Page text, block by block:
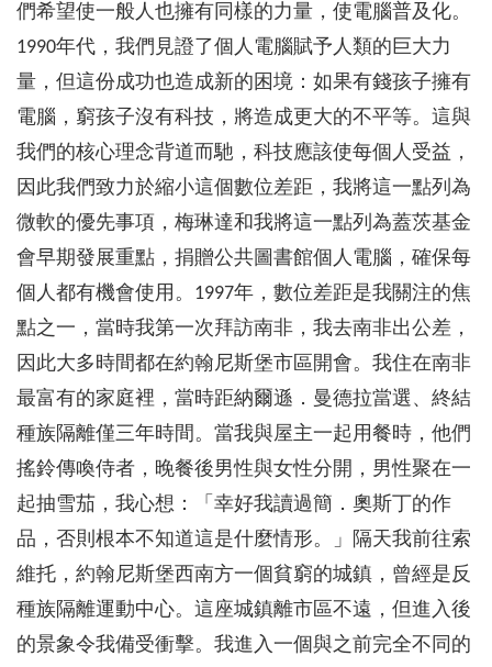
們希望使一般人也擁有同樣的力量，使電腦普及化。
1990年代，我們見證了個人電腦賦予人類的巨大力
量，但這份成功也造成新的困境：如果有錢孩子擁有
電腦，窮孩子沒有科技，將造成更大的不平等。這與
我們的核心理念背道而馳，科技應該使每個人受益，
因此我們致力於縮小這個數位差距，我將這一點列為
微軟的優先事項，梅琳達和我將這一點列為蓋茨基金
會早期發展重點，捐贈公共圖書館個人電腦，確保每
個人都有機會使用。1997年，數位差距是我關注的焦
點之一，當時我第一次拜訪南非，我去南非出公差，
因此大多時間都在約翰尼斯堡市區開會。我住在南非
最富有的家庭裡，當時距納爾遜．曼德拉當選、終結
種族隔離僅三年時間。當我與屋主一起用餐時，他們
搖鈴傳喚侍者，晚餐後男性與女性分開，男性聚在一
起抽雪茄，我心想：「幸好我讀過簡．奧斯丁的作
品，否則根本不知道這是什麼情形。」隔天我前往索
維托，約翰尼斯堡西南方一個貧窮的城鎮，曾經是反
種族隔離運動中心。這座城鎮離市區不遠，但進入後
的景象令我備受衝擊。我進入一個與之前完全不同的